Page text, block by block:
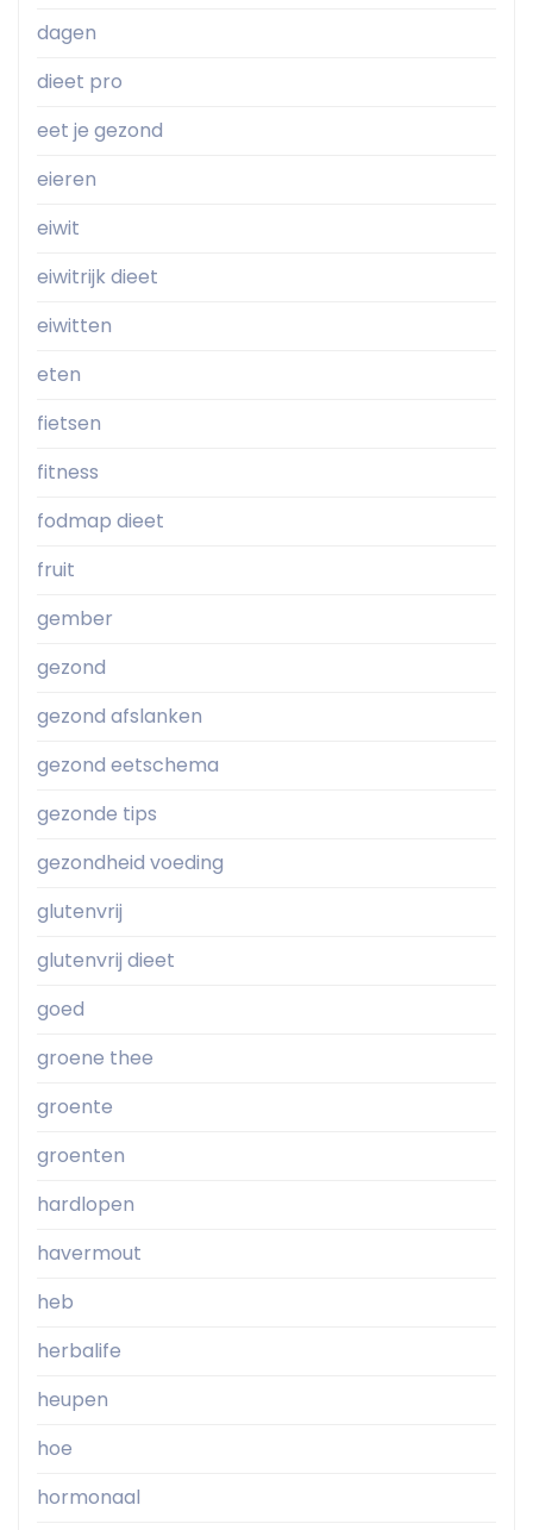
dagen
dieet pro
eet je gezond
eieren
eiwit
eiwitrijk dieet
eiwitten
eten
fietsen
fitness
fodmap dieet
fruit
gember
gezond
gezond afslanken
gezond eetschema
gezonde tips
gezondheid voeding
glutenvrij
glutenvrij dieet
goed
groene thee
groente
groenten
hardlopen
havermout
heb
herbalife
heupen
hoe
hormonaal